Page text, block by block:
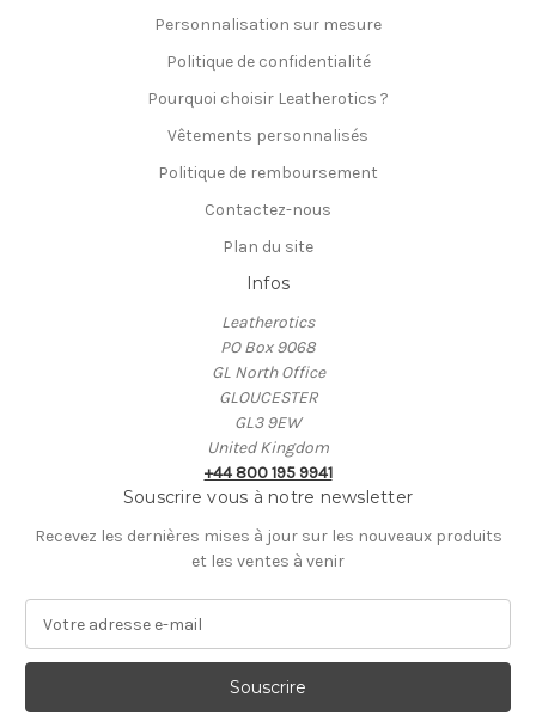
Personnalisation sur mesure
Politique de confidentialité
Pourquoi choisir Leatherotics ?
Vêtements personnalisés
Politique de remboursement
Contactez-nous
Plan du site
Infos
Leatherotics
PO Box 9068
GL North Office
GLOUCESTER
GL3 9EW
United Kingdom
+44 800 195 9941
Souscrire vous à notre newsletter
Recevez les dernières mises à jour sur les nouveaux produits
et les ventes à venir
r
s